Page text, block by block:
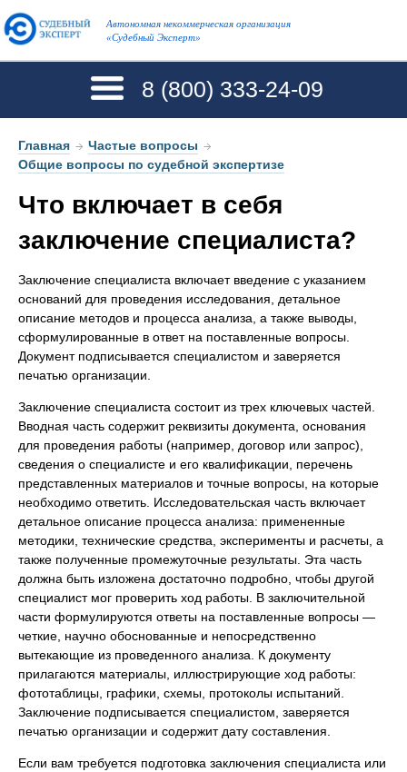
Автономная некоммерческая организация
«Судебный Эксперт»
8 (800) 333-24-09
Главная → Частые вопросы →
Общие вопросы по судебной экспертизе
Что включает в себя
заключение специалиста?
Заключение специалиста включает введение с указанием
оснований для проведения исследования, детальное
описание методов и процесса анализа, а также выводы,
сформулированные в ответ на поставленные вопросы.
Документ подписывается специалистом и заверяется
печатью организации.
Заключение специалиста состоит из трех ключевых частей.
Вводная часть содержит реквизиты документа, основания
для проведения работы (например, договор или запрос),
сведения о специалисте и его квалификации, перечень
представленных материалов и точные вопросы, на которые
необходимо ответить. Исследовательская часть включает
детальное описание процесса анализа: примененные
методики, технические средства, эксперименты и расчеты, а
также полученные промежуточные результаты. Эта часть
должна быть изложена достаточно подробно, чтобы другой
специалист мог проверить ход работы. В заключительной
части формулируются ответы на поставленные вопросы —
четкие, научно обоснованные и непосредственно
вытекающие из проведенного анализа. К документу
прилагаются материалы, иллюстрирующие ход работы:
фототаблицы, графики, схемы, протоколы испытаний.
Заключение подписывается специалистом, заверяется
печатью организации и содержит дату составления.
Если вам требуется подготовка заключения специалиста или